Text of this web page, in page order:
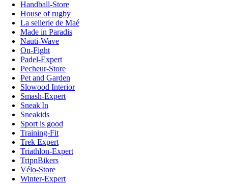
Handball-Store
House of rugby
La sellerie de Maé
Made in Paradis
Nauti-Wave
On-Fight
Padel-Expert
Pecheur-Store
Pet and Garden
Slowood Interior
Smash-Expert
Sneak'In
Sneakids
Sport is good
Training-Fit
Trek Expert
Triathlon-Expert
TripnBikers
Vélo-Store
Winter-Expert